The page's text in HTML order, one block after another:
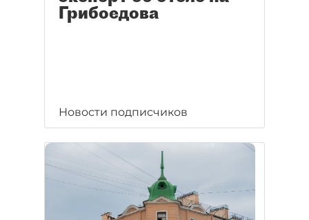
Грибоедова
Новости подписчиков